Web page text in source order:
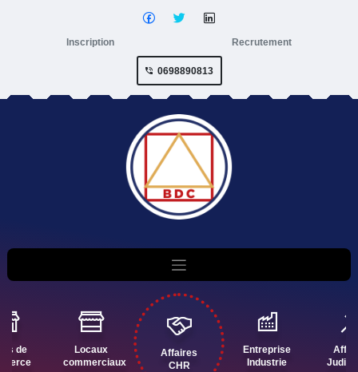
Inscription Recrutement
0698890813
de
Locaux
commerciaux
Affaires
CHR
Entreprise
Industrie